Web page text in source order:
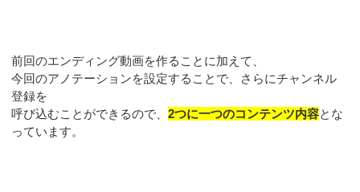
前回のエンディング動画を作ることに加えて、
今回のアノテーションを設定することで、さらにチャンネル
登録を
呼び込むことができるので、2つに一つのコンテンツ内容とな
っています。